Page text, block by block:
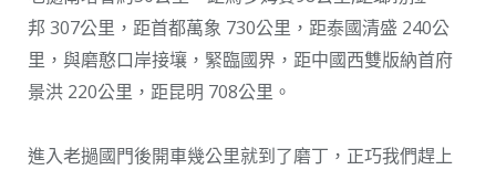
邦 307公里，距首都萬象 730公里，距泰國清盛 240公
里，與磨憨口岸接壤，緊臨國界，距中國西雙版納首府
景洪 220公里，距昆明 708公里。
進入老撾國門後開車幾公里就到了磨丁，正巧我們趕上